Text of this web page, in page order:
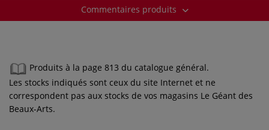
Commentaires produits
Produits à la page 813 du catalogue général.
Les stocks indiqués sont ceux du site Internet et ne
correspondent pas aux stocks de vos magasins Le Géant des
Beaux-Arts.